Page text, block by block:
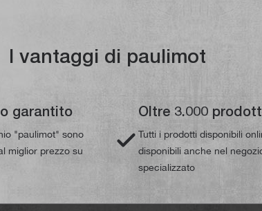
I vantaggi di paulimot
garantito
"paulimot" sono
miglior prezzo su
Oltre 3.000
Tutti i prodotti disponibili
disponibili anche nel
specializzato